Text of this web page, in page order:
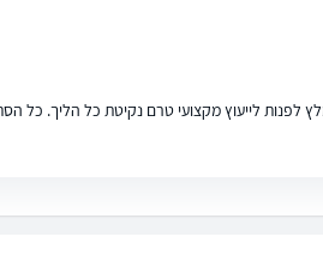
לפנות לייעוץ מקצועי טרם נקיטת כל הליך. כל